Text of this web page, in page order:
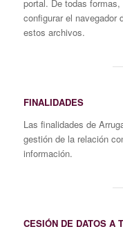
portal. De todas
configurar el navegador
estos archivos.
FINALIDADES
Las finalidades de
gestión de la relación
información.
CESIÓN DE DATOS A